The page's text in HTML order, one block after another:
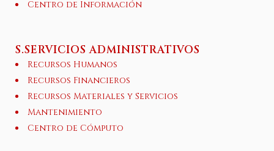
Centro de Información
S.SERVICIOS ADMINISTRATIVOS
Recursos Humanos
Recursos Financieros
Recursos Materiales y Servicios
Mantenimiento
Centro de Cómputo